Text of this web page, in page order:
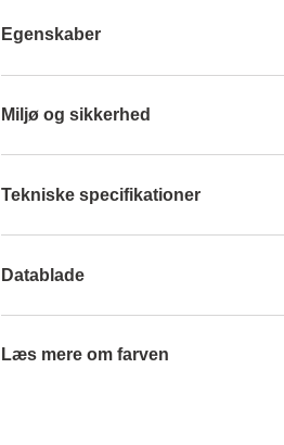
Egenskaber
Miljø og sikkerhed
Tekniske specifikationer
Datablade
Læs mere om farven